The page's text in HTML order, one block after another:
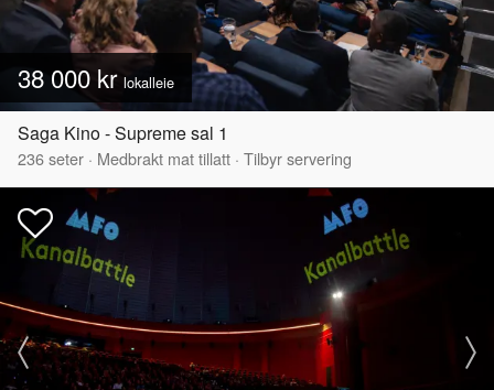
38 000 kr lokalleie
Saga Kino - Supreme sal 1
236seter · Medbrakt mat tillatt · Tilbyr servering